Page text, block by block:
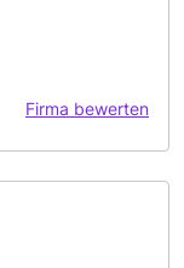
Firma bewerten